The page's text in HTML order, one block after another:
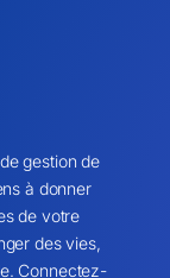
gestion de
à donner
de votre
des vies,
Connectez-